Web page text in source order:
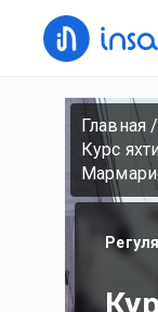
Главная
Курс